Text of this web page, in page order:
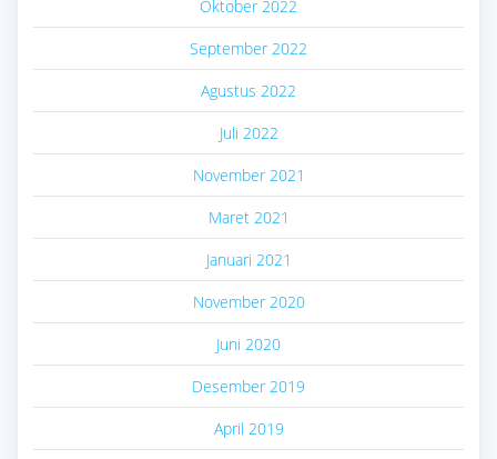
Oktober 2022
September 2022
Agustus 2022
Juli 2022
November 2021
Maret 2021
Januari 2021
November 2020
Juni 2020
Desember 2019
April 2019